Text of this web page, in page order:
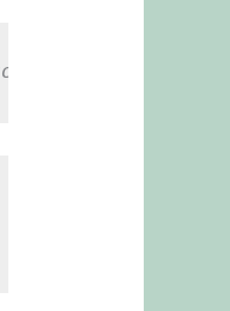
a maximális